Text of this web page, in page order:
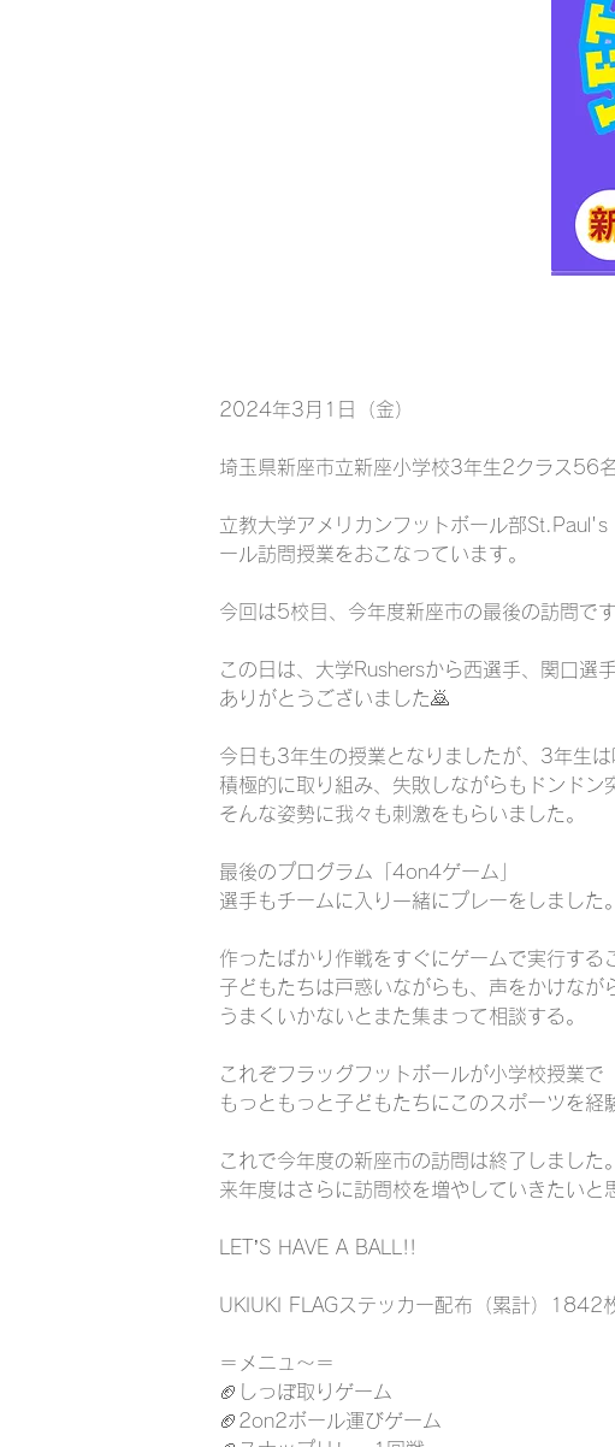
2024年3月1日（金）
埼玉県新座市立新座小学校3年生2クラス56
立教大学アメリカンフットボール部
ール訪問授業をおこなっています。
今回は5校目、今年度新座市の最後の訪問です
この日は、大学Rushersから西選手、関口選
ありがとうございました🙇
今日も3年生の授業となりましたが、3年生は
積極的に取り組み、失敗しながらもドンドン
そんな姿勢に我々も刺激をもらいました。
最後のプログラム「4on4ゲーム」
選手もチームに入り一緒にプレーをしました。
作ったばかり作戦をすぐにゲームで実行する
子どもたちは戸惑いながらも、声をかけなが
うまくいかないとまた集まって相談する。
これぞフラッグフットボールが小学校授業で
もっともっと子どもたちにこのスポーツを経
これで今年度の新座市の訪問は終了しました。
来年度はさらに訪問校を増やしていきたいと
LET’S HAVE A BALL!!
UKIUKI FLAGステッカー配布（累計）1842
＝メニュ〜＝
🏈しっぽ取りゲーム
🏈 2on2ボール運びゲーム